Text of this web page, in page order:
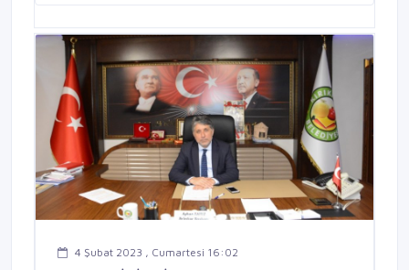
4 Şubat 2023 , Cumartesi 16:02